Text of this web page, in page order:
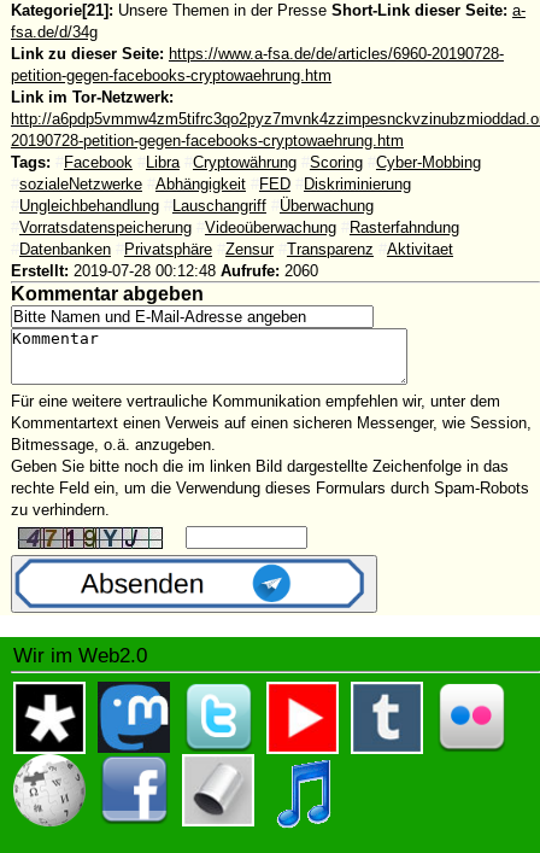
Kategorie[21]: Unsere Themen in der Presse Short-Link dieser Seite: a-
fsa.de/d/34g
Link zu dieser Seite: https://www.a-fsa.de/de/articles/6960-20190728-
petition-gegen-facebooks-cryptowaehrung.htm
Link im Tor-Netzwerk:
http://
20190728-petition-gegen-facebooks-cryptowaehrung.htm
Tags:
Facebook Libra Cryptowährung Scoring
Cyber-Mobbing
sozialeNetzwerke Abhängigkeit FED
Diskriminierung
Ungleichbehandlung Lauschangriff
Überwachung
Vorratsdatenspeicherung Videoüberwachung
Rasterfahndung
Datenbanken Privatsphäre Zensur Transparenz
Aktivitaet
Erstellt: 2019-07-28 00:12:48 Aufrufe: 2060
Kommentar abgeben
Für eine weitere vertrauliche Kommunikation empfehlen wir, unter dem
Kommentartext einen Verweis auf einen sicheren Messenger, wie Session,
Bitmessage, o.ä. anzugeben.
Geben Sie bitte noch die im linken Bild dargestellte Zeichenfolge in das
rechte Feld ein, um die Verwendung dieses Formulars durch Spam-Robots
zu verhindern.
Wir im Web2.0